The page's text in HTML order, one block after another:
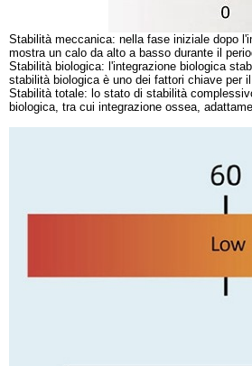
Stabilità meccanica: nella fase iniziale dopo
mostra un calo da alto a basso durante il
Stabilità biologica: l'integrazione biologica
stabilità biologica è uno dei fattori chiave per
Stabilità totale: lo stato di stabilità
biologica, tra cui integrazione ossea,